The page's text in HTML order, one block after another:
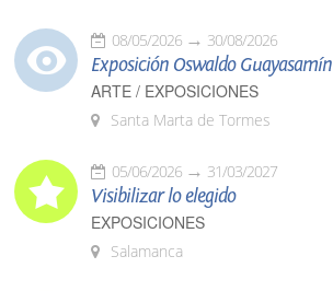
08/05/2026 30/08/2026
Exposición Oswaldo Guayasamín
ARTE / EXPOSICIONES
Santa Marta de Tormes
05/06/2026 31/03/2027
Visibilizar lo elegido
EXPOSICIONES
Salamanca